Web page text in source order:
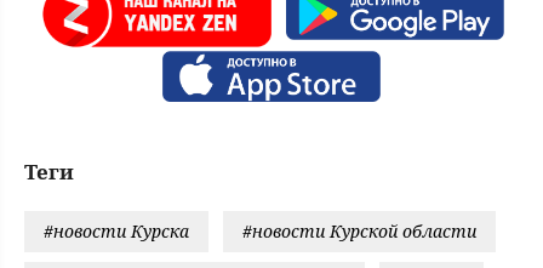
Теги
#новости Курска #новости Курской области